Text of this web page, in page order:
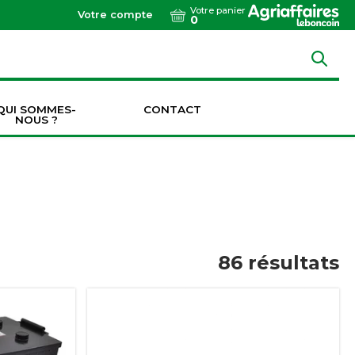
Votre compte Votre panier
0
SOMMES-
NOUS ?
CONTACT
86 résultats